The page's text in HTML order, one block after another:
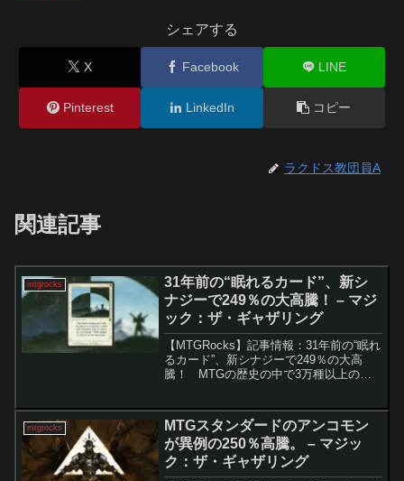
シェアする
X Facebook LINE
Pinterest LinkedIn コピー
ラクドス教団員A
関連記事
mtgrocks
31年前の“眠れるカード”、新シ
ナジーで249％の大高騰！ – マジ
ック：ザ・ギャザリング
【MTGRocks】記事情報：31年前の“眠れ
るカード”、新シナジーで249％の大高
騰！ MTGの歴史の中で3万種以上のカ
新たな統率者とのシナジーやメタの変化
によっ...
mtgrocks
MTGスタンダードのアンコモン
が異例の250％高騰。 – マジッ
ク：ザ・ギャザリング